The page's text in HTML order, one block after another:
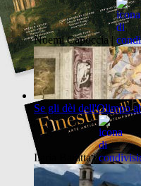
Noemi Capoccia |
Se gli dèi dell'Olimpo
Ilaria Baratta |